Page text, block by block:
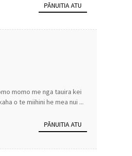
PĀNUITIA ATU
momo me nga tauira kei
o te miihini he mea nui ...
PĀNUITIA ATU